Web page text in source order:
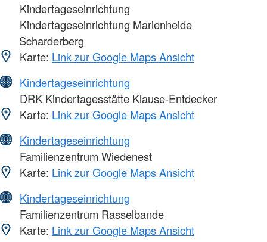
Kindertageseinrichtung
Kindertageseinrichtung Marienheide
Scharderberg
Karte: Link zur Google Maps Ansicht
Kindertageseinrichtung
DRK Kindertagesstätte Klause-Entdecker
Karte: Link zur Google Maps Ansicht
Kindertageseinrichtung
Familienzentrum Wiedenest
Karte: Link zur Google Maps Ansicht
Kindertageseinrichtung
Familienzentrum Rasselbande
Karte: Link zur Google Maps Ansicht